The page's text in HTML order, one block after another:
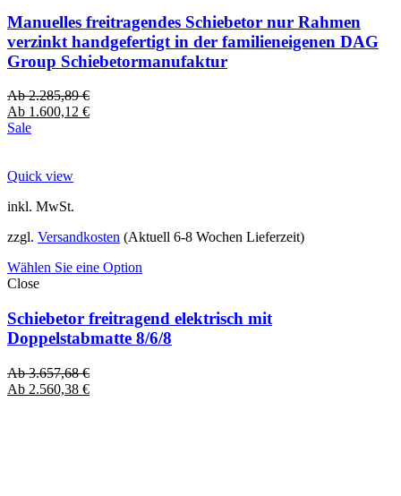
Manuelles freitragendes Schiebetor nur Rahmen
verzinkt handgefertigt in der familieneigenen DAG
Group Schiebetormanufaktur
Ab2.285,89€
Ab 1.600,12 €
Sale
Quick view
inkl. MwSt.
zzgl. Versandkosten (Aktuell 6-8 Wochen Lieferzeit)
Wählen Sie eine Option
Close
Schiebetor freitragend elektrisch mit
Doppelstabmatte 8/6/8
Ab3.657,68€
Ab 2.560,38 €